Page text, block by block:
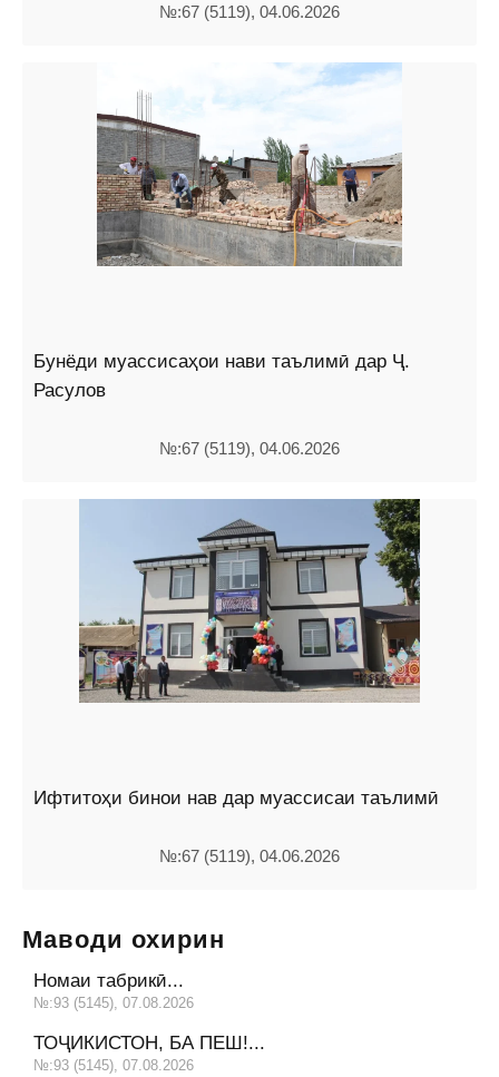
№:67 (5119), 04.06.2026
Бунёди муассисаҳои нави таълимӣ дар Ҷ.
Расулов
№:67 (5119), 04.06.2026
Ифтитоҳи бинои нав дар муассисаи таълимӣ
№:67 (5119), 04.06.2026
Маводи охирин
Номаи табрикӣ...
№:93 (5145), 07.08.2026
ТОҶИКИСТОН, БА ПЕШ!...
№:93 (5145), 07.08.2026